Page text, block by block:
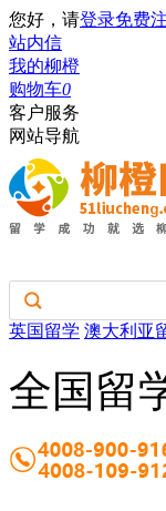
您好，请登录免费
站内信
我的柳橙
购物车0
客户服务
网站导航
英国留学 澳大利亚
全国留